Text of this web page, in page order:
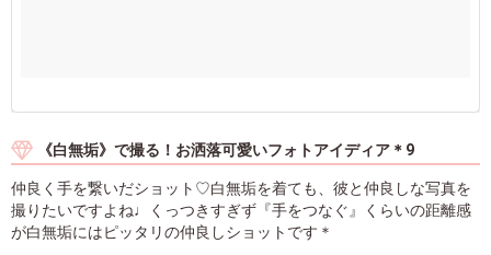
《白無垢》で撮る！お洒落可愛いフォトアイディア＊9
仲良く手を繋いだショット♡白無垢を着ても、彼と仲良しな写真を
撮りたいですよね♩くっつきすぎず『手をつなぐ』くらいの距離感
が白無垢にはピッタリの仲良しショットです＊